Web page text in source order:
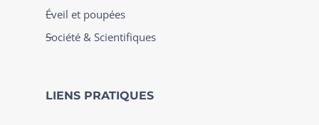
Éveil et poupées
Société & Scientifiques
LIENS PRATIQUES